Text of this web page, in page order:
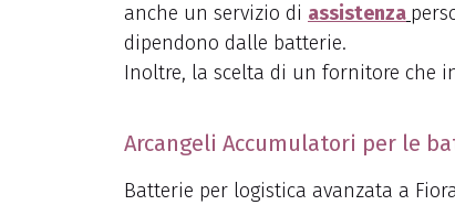
anche un servizio di assistenza
dipendono dalle batterie.
Inoltre, la scelta di un fornitore che
Arcangeli Accumulatori per le
Batterie per logistica avanzata a